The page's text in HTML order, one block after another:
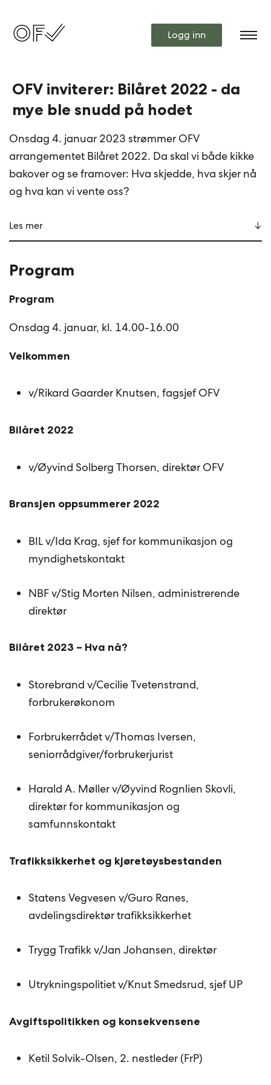
Logg inn
OFV inviterer: Bilåret 2022 - da
mye ble snudd på hodet
Onsdag 4. januar 2023 strømmer OFV
arrangementet Bilåret 2022. Da skal vi både kikke
bakover og se framover: Hva skjedde, hva skjer nå
og hva kan vi vente oss?
Les mer
Program
Program
Onsdag 4. januar, kl. 14.00-16.00
Velkommen
v/Rikard Gaarder Knutsen, fagsjef OFV
Bilåret 2022
v/Øyvind Solberg Thorsen, direktør OFV
Bransjen oppsummerer 2022
BIL v/Ida Krag, sjef for kommunikasjon og
myndighetskontakt
NBF v/Stig Morten Nilsen, administrerende
direktør
Bilåret 2023 – Hva nå?
Storebrand v/Cecilie Tvetenstrand,
forbrukerøkonom
Forbrukerrådet v/Thomas Iversen,
seniorrådgiver/forbrukerjurist
Harald A. Møller v/Øyvind Rognlien Skovli,
direktør for kommunikasjon og
samfunnskontakt
Trafikksikkerhet og kjøretøysbestanden
Statens Vegvesen v/Guro Ranes,
avdelingsdirektør trafikksikkerhet
Trygg Trafikk v/Jan Johansen, direktør
Utrykningspolitiet v/Knut Smedsrud, sjef UP
Avgiftspolitikken og konsekvensene
Ketil Solvik-Olsen, 2. nestleder (FrP)